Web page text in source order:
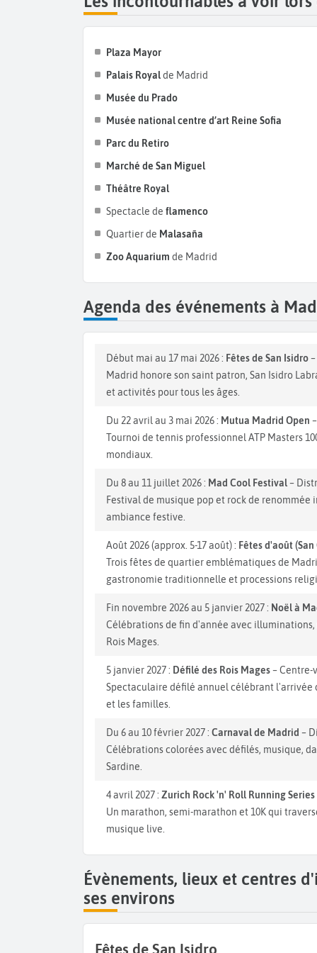
Plaza Mayor
Palais Royalde Madrid
Musée du Prado
Musée national centre d’art Reine Sofia
Parc du Retiro
Marché de San Miguel
Théâtre Royal
Spectacle de flamenco
Quartier de Malasaña
Zoo Aquarium de Madrid
Agenda des événements à
Début mai au 17 mai 2026 : Fêtes de San Isidro
Madrid honore son saint patron, San Isidro
et activités pour tous les âges.
Du 22 avril au 3 mai 2026 : Mutua Madrid Open
Tournoi de tennis professionnel ATP Masters
mondiaux.
Du 8 au 11 juillet 2026 : Mad Cool Festival–
Festival de musique pop et rock de
ambiance festive.
Août 2026 (approx. 5-17 août) : Fêtes d'août
Trois fêtes de quartier emblématiques de
gastronomie traditionnelle et processions
Fin novembre 2026 au 5 janvier 2027 : Noël à
Célébrations de fin d'année avec
Rois Mages.
5 janvier 2027 : Défilé des Rois Mages– Centre-
Spectaculaire défilé annuel célébrant l'arrivée
et les familles.
Du 6 au 10 février 2027 : Carnaval de Madrid –
Célébrations colorées avec défilés, musique,
Sardine.
4 avril 2027 : Zurich Rock 'n' Roll Running
Un marathon, semi-marathon et 10K qui
musique live.
Évènements, lieux et centres
ses environs
Fêtes de San Isidro